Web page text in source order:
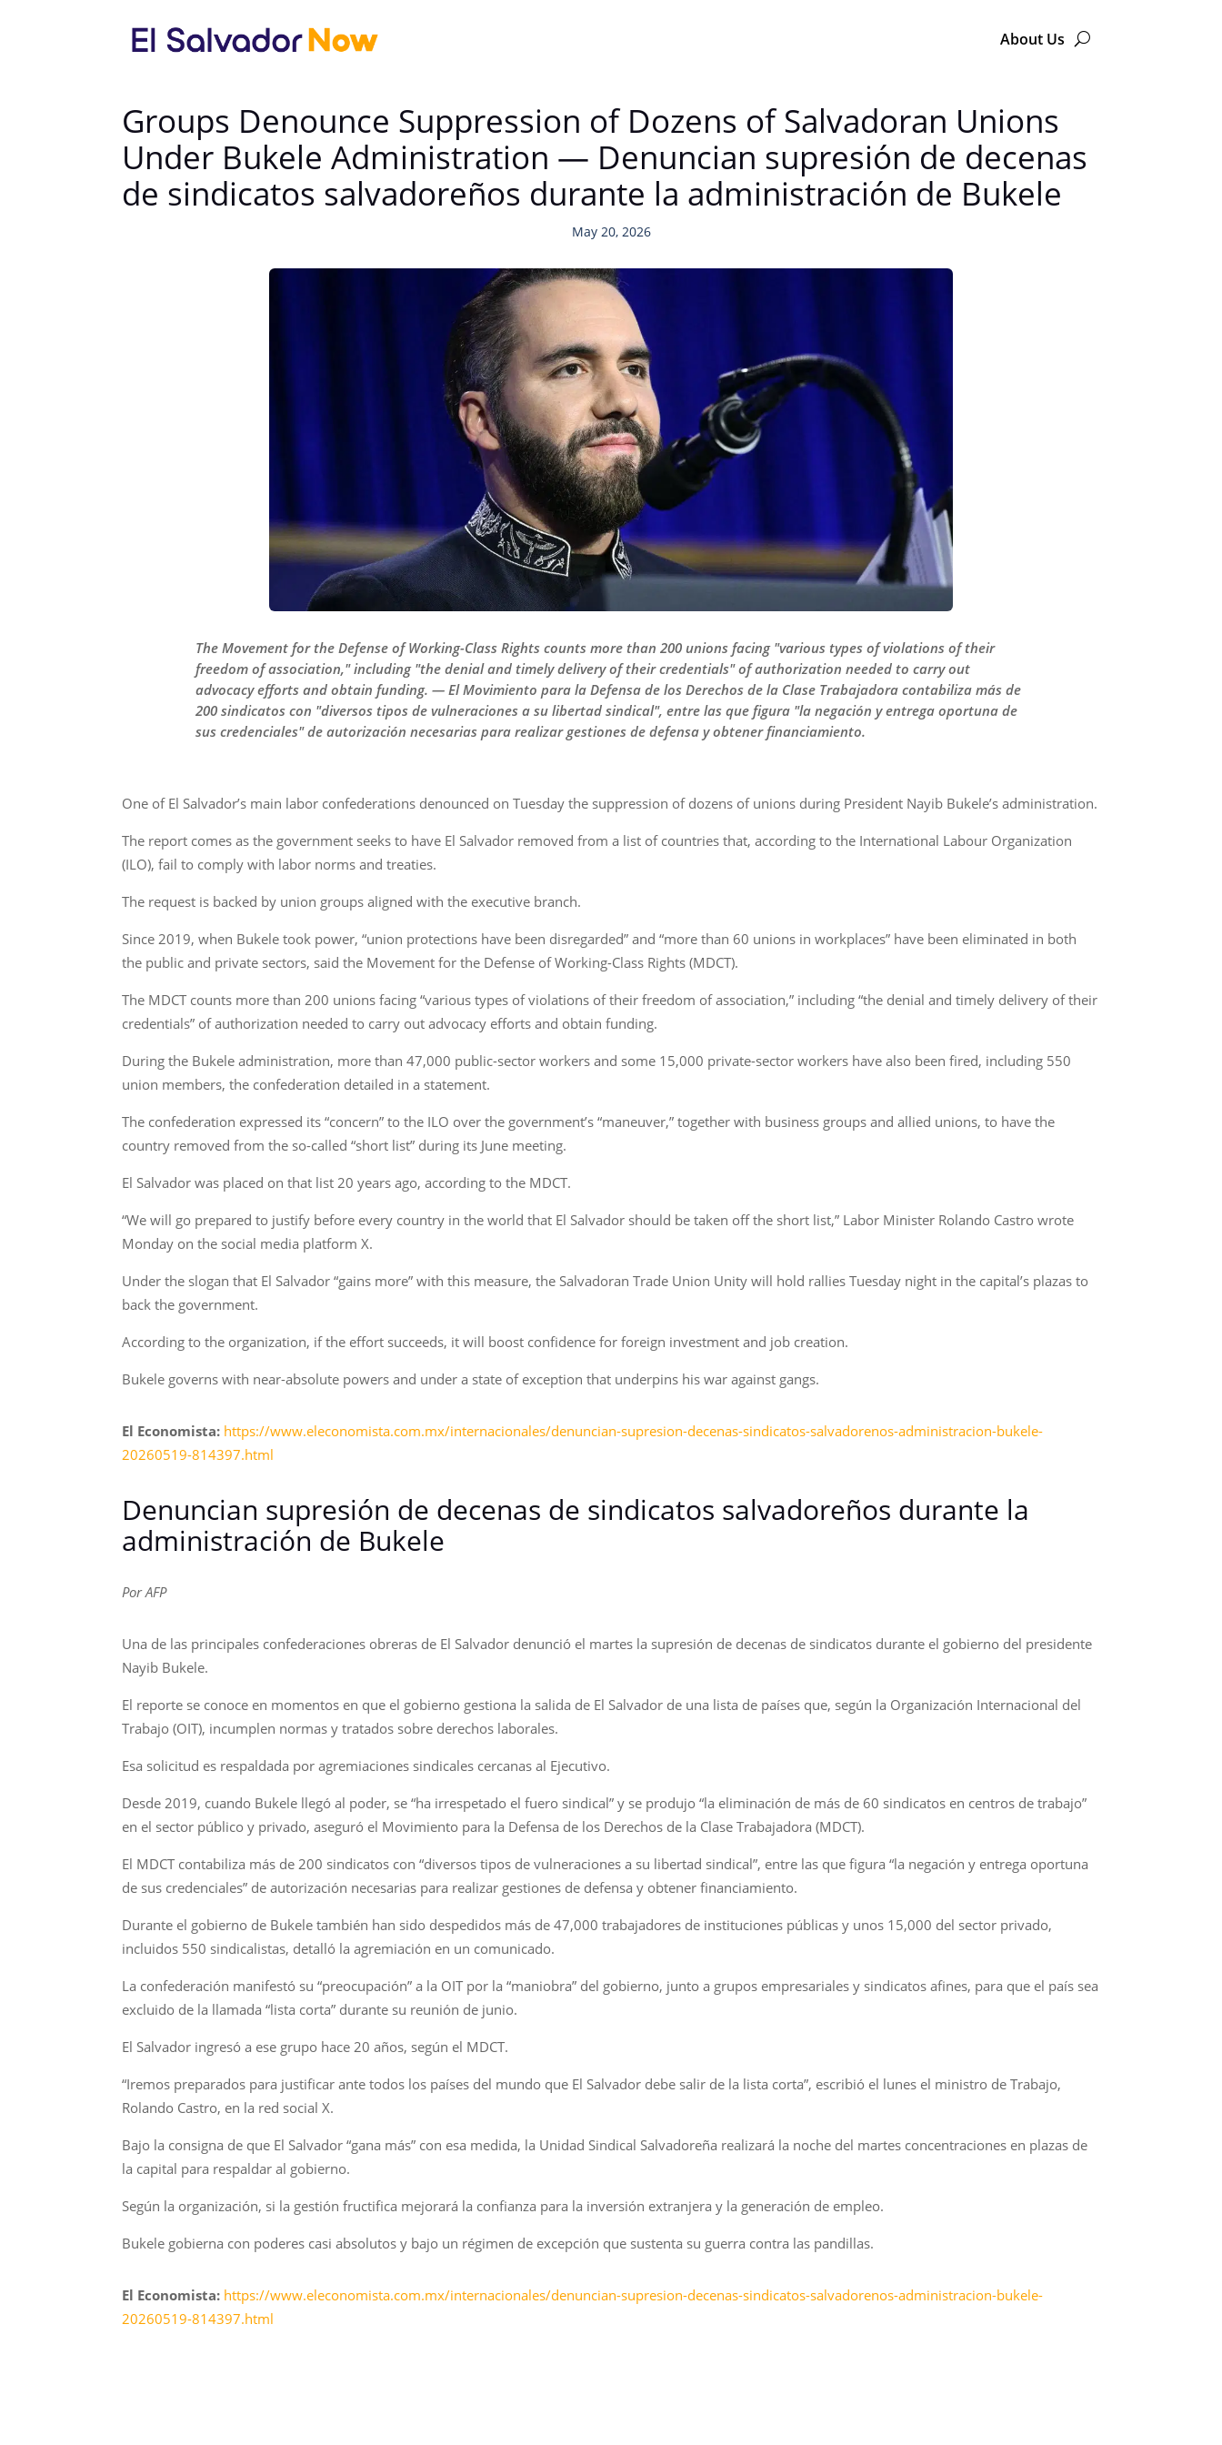
About Us
Groups Denounce Suppression of Dozens of Salvadoran Unions
Under Bukele Administration — Denuncian supresión de decenas
de sindicatos salvadoreños durante la administración de Bukele
May 20, 2026
The Movement for the Defense of Working-Class Rights counts more than 200 unions facing "various types of violations of their
freedom of association," including "the denial and timely delivery of their credentials" of authorization needed to carry out
advocacy efforts and obtain funding. — El Movimiento para la Defensa de los Derechos de la Clase Trabajadora contabiliza más de
200 sindicatos con "diversos tipos de vulneraciones a su libertad sindical", entre las que figura "la negación y entrega oportuna de
sus credenciales" de autorización necesarias para realizar gestiones de defensa y obtener financiamiento.
One of El Salvador’s main labor confederations denounced on Tuesday the suppression of dozens of unions during President Nayib Bukele’s administration.
The report comes as the government seeks to have El Salvador removed from a list of countries that, according to the International Labour Organization
(ILO), fail to comply with labor norms and treaties.
The request is backed by union groups aligned with the executive branch.
Since 2019, when Bukele took power, “union protections have been disregarded” and “more than 60 unions in workplaces” have been eliminated in both
the public and private sectors, said the Movement for the Defense of Working-Class Rights (MDCT).
The MDCT counts more than 200 unions facing “various types of violations of their freedom of association,” including “the denial and timely delivery of their
credentials” of authorization needed to carry out advocacy efforts and obtain funding.
During the Bukele administration, more than 47,000 public-sector workers and some 15,000 private-sector workers have also been fired, including 550
union members, the confederation detailed in a statement.
The confederation expressed its “concern” to the ILO over the government’s “maneuver,” together with business groups and allied unions, to have the
country removed from the so-called “short list” during its June meeting.
El Salvador was placed on that list 20 years ago, according to the MDCT.
“We will go prepared to justify before every country in the world that El Salvador should be taken off the short list,” Labor Minister Rolando Castro wrote
Monday on the social media platform X.
Under the slogan that El Salvador “gains more” with this measure, the Salvadoran Trade Union Unity will hold rallies Tuesday night in the capital’s plazas to
back the government.
According to the organization, if the effort succeeds, it will boost confidence for foreign investment and job creation.
Bukele governs with near-absolute powers and under a state of exception that underpins his war against gangs.
El Economista: https://www.eleconomista.com.mx/internacionales/denuncian-supresion-decenas-sindicatos-salvadorenos-administracion-bukele-
20260519-814397.html
Denuncian supresión de decenas de sindicatos salvadoreños durante la
administración de Bukele
Por AFP
Una de las principales confederaciones obreras de El Salvador denunció el martes la supresión de decenas de sindicatos durante el gobierno del presidente
Nayib Bukele.
El reporte se conoce en momentos en que el gobierno gestiona la salida de El Salvador de una lista de países que, según la Organización Internacional del
Trabajo (OIT), incumplen normas y tratados sobre derechos laborales.
Esa solicitud es respaldada por agremiaciones sindicales cercanas al Ejecutivo.
Desde 2019, cuando Bukele llegó al poder, se “ha irrespetado el fuero sindical” y se produjo “la eliminación de más de 60 sindicatos en centros de trabajo”
en el sector público y privado, aseguró el Movimiento para la Defensa de los Derechos de la Clase Trabajadora (MDCT).
El MDCT contabiliza más de 200 sindicatos con “diversos tipos de vulneraciones a su libertad sindical”, entre las que figura “la negación y entrega oportuna
de sus credenciales” de autorización necesarias para realizar gestiones de defensa y obtener financiamiento.
Durante el gobierno de Bukele también han sido despedidos más de 47,000 trabajadores de instituciones públicas y unos 15,000 del sector privado,
incluidos 550 sindicalistas, detalló la agremiación en un comunicado.
La confederación manifestó su “preocupación” a la OIT por la “maniobra” del gobierno, junto a grupos empresariales y sindicatos afines, para que el país sea
excluido de la llamada “lista corta” durante su reunión de junio.
El Salvador ingresó a ese grupo hace 20 años, según el MDCT.
“Iremos preparados para justificar ante todos los países del mundo que El Salvador debe salir de la lista corta”, escribió el lunes el ministro de Trabajo,
Rolando Castro, en la red social X.
Bajo la consigna de que El Salvador “gana más” con esa medida, la Unidad Sindical Salvadoreña realizará la noche del martes concentraciones en plazas de
la capital para respaldar al gobierno.
Según la organización, si la gestión fructifica mejorará la confianza para la inversión extranjera y la generación de empleo.
Bukele gobierna con poderes casi absolutos y bajo un régimen de excepción que sustenta su guerra contra las pandillas.
El Economista: https://www.eleconomista.com.mx/internacionales/denuncian-supresion-decenas-sindicatos-salvadorenos-administracion-bukele-
20260519-814397.html